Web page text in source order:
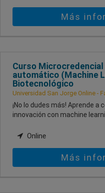
Más
Curso
automático (Machine
Biotecnológico
Universidad San Jorge Online -
¡No lo dudes más! Aprende
innovación con machine
Online
Más